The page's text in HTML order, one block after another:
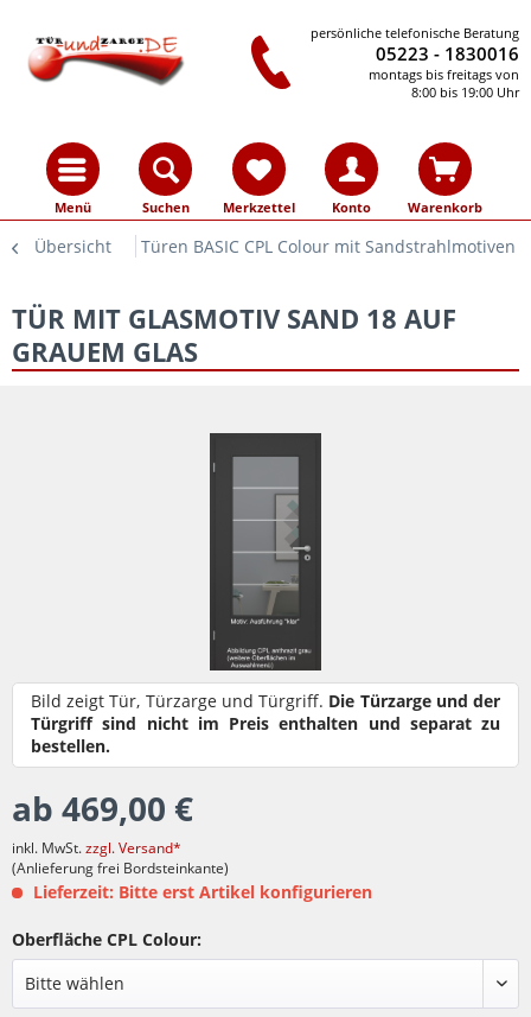
persönliche telefonische Beratung
05223 - 1830016
montags bis freitags von
8:00 bis 19:00 Uhr
Menü Suchen Merkzettel Konto Warenkorb
Übersicht Türen BASIC CPL Colour mit Sandstrahlmotiven
TÜR MIT GLASMOTIV SAND 18 AUF
GRAUEM GLAS
Bild zeigt Tür, Türzarge und Türgriff. Die Türzarge und der
Türgriff sind nicht im Preis enthalten und separat zu
bestellen.
ab 469,00 €
inkl. MwSt.zzgl. Versand*
(Anlieferung frei Bordsteinkante)
Lieferzeit: Bitte erst Artikel konfigurieren
Oberfläche CPL Colour: